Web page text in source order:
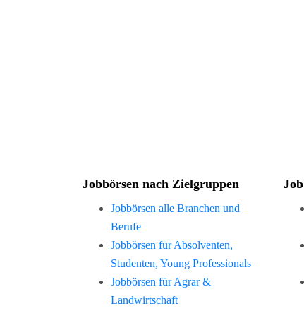
Jobbörsen nach Zielgruppen
Jobbörsen alle Branchen und
Berufe
Jobbörsen für Absolventen,
Studenten, Young Professionals
Jobbörsen für Agrar &
Landwirtschaft